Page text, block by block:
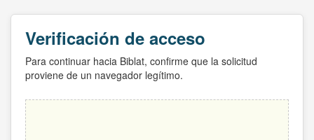
Verificación de acceso
Para continuar hacia Biblat, confirme que la solicitud
proviene de un navegador legítimo.